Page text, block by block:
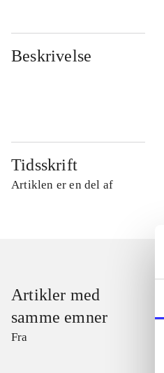
Beskrivelse
Tidsskrift
Artiklen er en del af
Artikler med
samme emner
Fra